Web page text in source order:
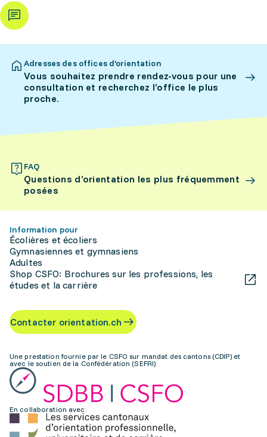
Adresses des offices d’orientation
Vous souhaitez prendre rendez-vous pour une
consultation et recherchez l’office le plus
proche.
FAQ
Questions d’orientation les plus fréquemment
posées
Information pour
Écolières et écoliers
Gymnasiennes et gymnasiens
Adultes
Shop CSFO: Brochures sur les professions, les
études et la carrière
Contacter orientation.ch
Une prestation fournie par le CSFO sur mandat des cantons (CDIP) et
avec le soutien de la Confédération (SEFRI)
En collaboration avec: